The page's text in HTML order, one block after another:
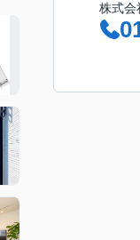
株式会